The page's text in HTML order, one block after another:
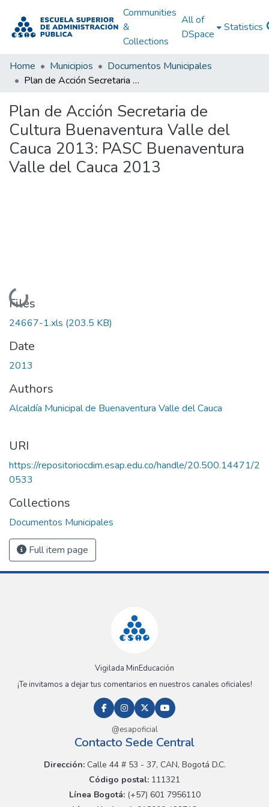
Communities
&
Collections
All of
DSpace
Statistics
Home Municipios
Documentos Municipales
Plan de Acción Secretaria de Cultura Buenaventura Valle del Cauca 2013: PASC Buenaventura Valle del Cauca 2013
Plan de Acción Secretaria de
Cultura Buenaventura Valle del
Cauca 2013: PASC Buenaventura
Valle del Cauca 2013
Loading...
Files
24667-1.xls (203.5 KB)
Date
2013
Authors
Alcaldía Municipal de Buenaventura Valle del Cauca
URI
https://repositoriocdim.esap.edu.co/handle/20.500.14471/2
0533
Collections
Documentos Municipales
Full item page
Vigilada MinEducación
¡Te invitamos a dejar tus comentarios en nuestros canales oficiales!
@esapoficial
Contacto Sede Central
Dirección:Calle 44 # 53 - 37, CAN, Bogotá D.C.
Código postal: 111321
Línea Bogotá:(+57) 601 7956110